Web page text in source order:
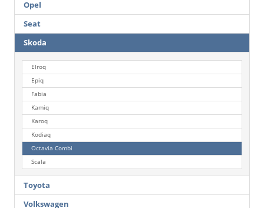
Opel
Seat
Skoda
Elroq
Epiq
Fabia
Kamiq
Karoq
Kodiaq
Octavia Combi
Scala
Toyota
Volkswagen